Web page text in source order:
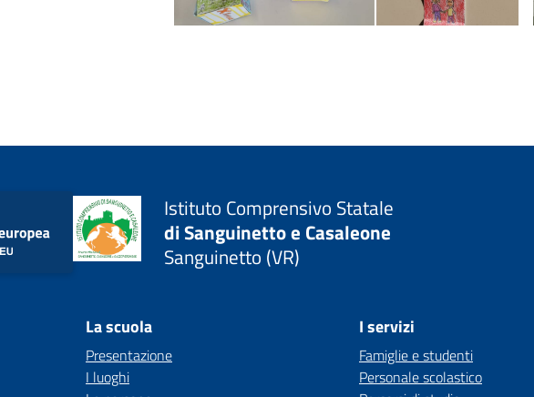
Istituto Comprensivo Statale
di Sanguinetto e Casaleone
Sanguinetto (VR)
La scuola
Presentazione
I luoghi
I servizi
Famiglie e studenti
Personale scolastico